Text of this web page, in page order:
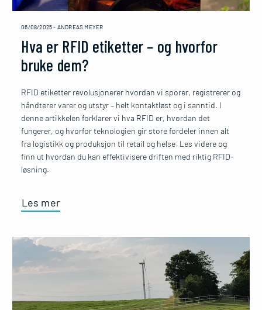
06/08/2025 - ANDREAS MEYER
Hva er RFID etiketter – og hvorfor
bruke dem?
RFID etiketter revolusjonerer hvordan vi sporer, registrerer og
håndterer varer og utstyr – helt kontaktløst og i sanntid. I
denne artikkelen forklarer vi hva RFID er, hvordan det
fungerer, og hvorfor teknologien gir store fordeler innen alt
fra logistikk og produksjon til retail og helse. Les videre og
finn ut hvordan du kan effektivisere driften med riktig RFID-
løsning.
Les mer